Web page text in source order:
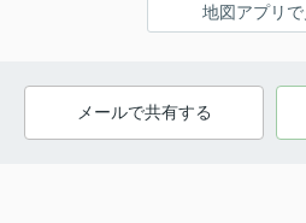
地図アプリで
メールで共有する